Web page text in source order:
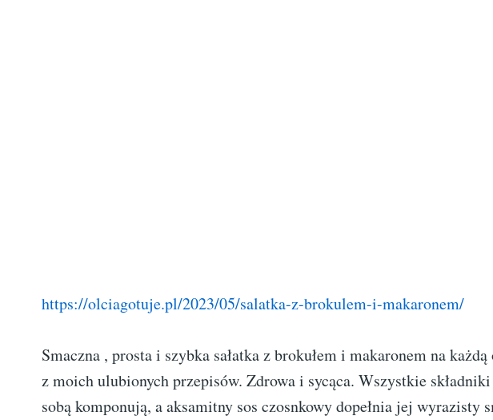
https://olciagotuje.pl/2023/05/salatka-z-brokulem-i-makaronem/
Smaczna , prosta i szybka sałatka z brokułem i makaronem na każdą
z moich ulubionych przepisów. Zdrowa i sycąca. Wszystkie składniki
sobą komponują, a aksamitny sos czosnkowy dopełnia jej wyrazisty